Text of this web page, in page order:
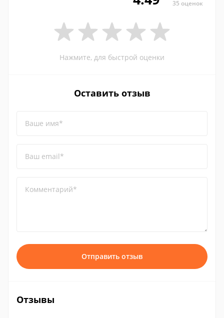
35 оценок
Нажмите, для быстрой оценки
Оставить отзыв
Ваше имя*
Ваш email*
Комментарий*
Отправить отзыв
Отзывы